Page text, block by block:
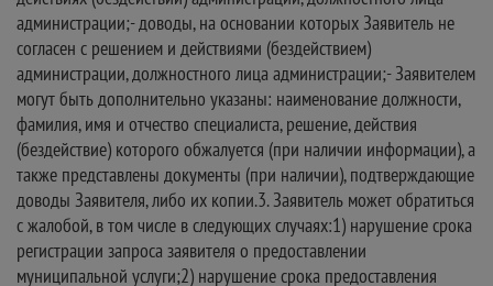
администрации;- доводы, на основании которых Заявитель не
согласен с решением и действиями (бездействием)
администрации, должностного лица администрации;- Заявителем
могут быть дополнительно указаны: наименование должности,
фамилия, имя и отчество специалиста, решение, действия
(бездействие) которого обжалуется (при наличии информации), а
также представлены документы (при наличии), подтверждающие
доводы Заявителя, либо их копии.3. Заявитель может обратиться
с жалобой, в том числе в следующих случаях:1) нарушение срока
регистрации запроса заявителя о предоставлении
муниципальной услуги;2) нарушение срока предоставления